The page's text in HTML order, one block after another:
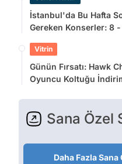
İstanbul'da Bu Hafta
Gereken Konserler: 8
Vitrin
Günün Fırsatı: Hawk
Oyuncu Koltuğu
Sana Özel
Daha Fazla